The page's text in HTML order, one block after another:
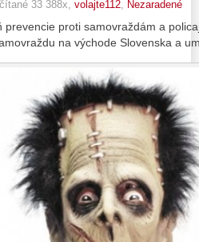
33 388x, volajte112 Nezaradené
prevencie proti samovraždám a
na východe Slovenska a